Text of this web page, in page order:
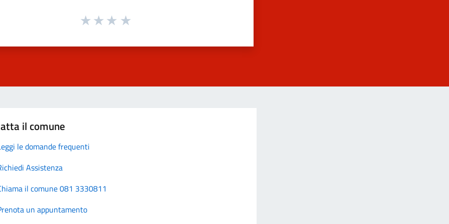
il comune
le domande frequenti
Assistenza
il comune 081 3330811
un appuntamento